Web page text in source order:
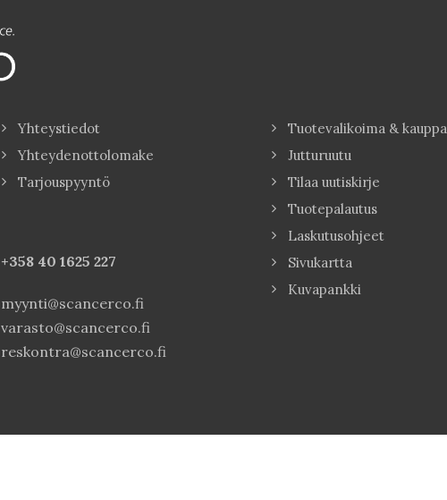
Yhteystiedot
Yhteydenottolomake
Tarjouspyyntö
+358 40 1625 227
myynti@scancerco.fi
varasto@scancerco.fi
reskontra@scancerco.fi
Tuotevalikoima & kauppa
Jutturuutu
Tilaa uutiskirje
Tuotepalautus
Laskutusohjeet
Sivukartta
Kuvapankki